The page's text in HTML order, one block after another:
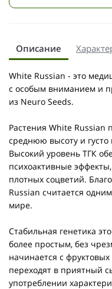
Описание
White Russian - это
с особым вниманием и
из Neuro Seeds.
Растения White Russian
среднюю высоту и
Высокий уровень ТГК
психоактивные
плотных соцветий.
Russian считается
мире.
Стабильная генетика
более простым, без
начинается с
переходят в приятный
употреблении